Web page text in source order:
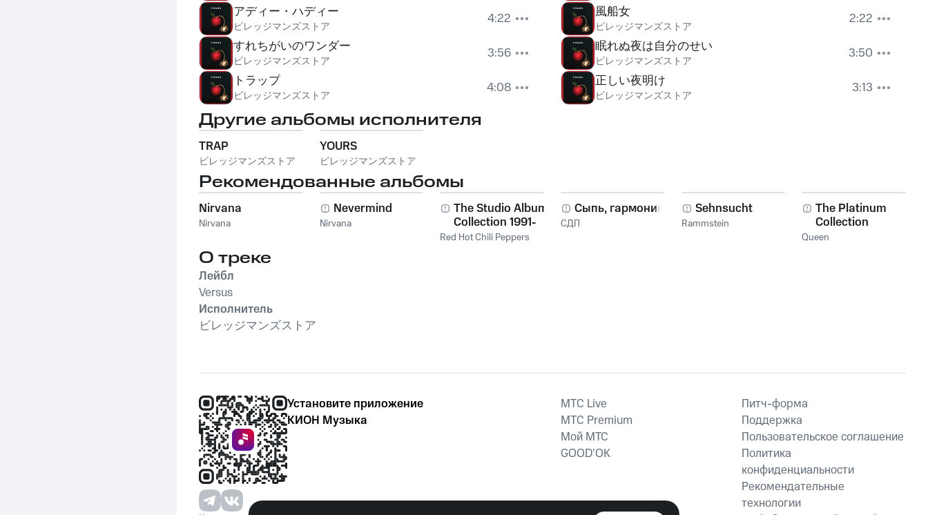
アディー・ハディー
ビレッジマンズストア
4:22
すれちがいのワンダー
ビレッジマンズストア
3:56
トラップ
ビレッジマンズストア 4:08
風船女
ビレッジマンズストア
2:22
眠れぬ夜は自分のせい
ビレッジマンズストア
3:50
正しい夜明け
ビレッジマンズストア 3:13
Другие альбомы исполнителя
TRAP
ビレッジマンズストア
YOURS
ビレッジマンズストア
Рекомендованные альбомы
Nirvana
Nirvana
Nevermind
Nirvana
The Studio Album
Collection 1991-
2011
Red Hot Chili Peppers
Сыпь, гармоника!
СДП
Sehnsucht
Rammstein
The Platinum
Collection
Queen
О треке
Лейбл
Versus
Исполнитель
ビレッジマンズストア
Установите приложение
КИОН Музыка
MTС Live
MTС Premium
Мой МТС
GOOD’OK
Питч-форма
Поддержка
Пользовательское соглашение
Политика
конфиденциальности
Рекомендательные
технологии